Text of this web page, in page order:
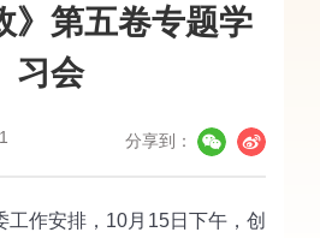
》第五卷专题学
习会
分享到：
作安排，10月15日下午，创